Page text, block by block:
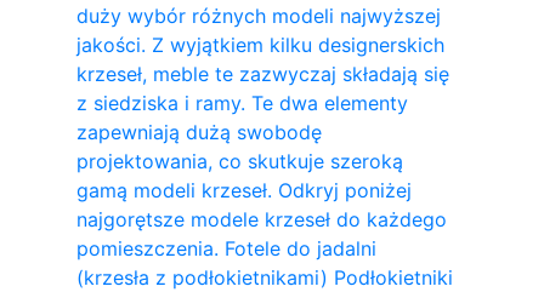
duży wybór różnych modeli najwyższej
jakości. Z wyjątkiem kilku designerskich
krzeseł, meble te zazwyczaj składają się
z siedziska i ramy. Te dwa elementy
zapewniają dużą swobodę
projektowania, co skutkuje szeroką
gamą modeli krzeseł. Odkryj poniżej
najgorętsze modele krzeseł do każdego
pomieszczenia. Fotele do jadalni
(krzesła z podłokietnikami) Podłokietniki